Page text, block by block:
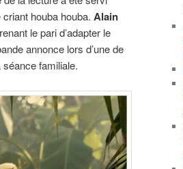
houba houba. Alain
le pari d’adapter le
annonce lors d’une de
familiale.